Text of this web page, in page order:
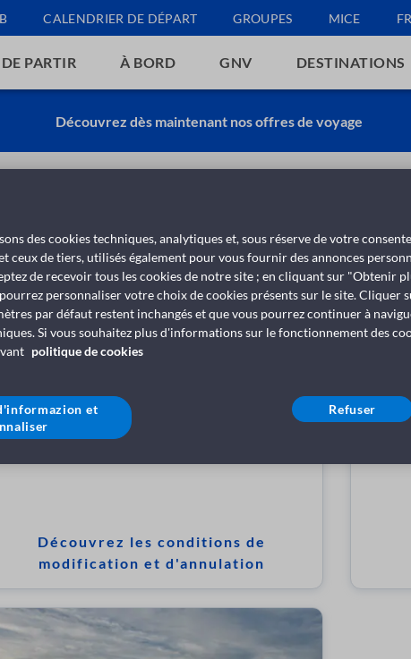
CALENDRIER DE DÉPART GROUPES MICE
PARTIR À BORD GNV DESTINATIONS
Découvrez dès maintenant nos offres de voyage
conditions de
Découvrez les conditions de
modification et d'annulation
des cookies techniques, analytiques et, sous réserve de votre
ceux de tiers, utilisés également pour vous fournir des annonces
de recevoir tous les cookies de notre site ; en cliquant sur "Obtenir
personnaliser votre choix de cookies présents sur le site. Cliquer
par défaut restent inchangés et que vous pourrez continuer à
Si vous souhaitez plus d'informations sur le fonctionnement des
politique de cookies
et
Refuser